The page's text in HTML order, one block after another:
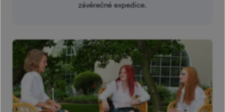
závěrečné expedice.